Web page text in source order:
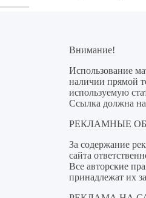
Внимание!
Использование
наличии прямой
используемую
Ссылка должна
РЕКЛАМНЫЕ
За содержание
сайта
Все авторские
принадлежат их